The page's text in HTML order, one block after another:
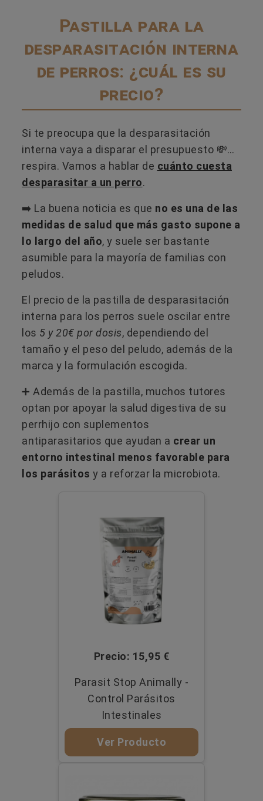
Pastilla para la
desparasitación interna
de perros: ¿cuál es su
precio?
Si te preocupa que la desparasitación
interna vaya a disparar el presupuesto 💸…
respira. Vamos a hablar de cuánto cuesta
desparasitar a un perro.
➡️ La buena noticia es que no es una de las
medidas de salud que más gasto supone a
lo largo del año, y suele ser bastante
asumible para la mayoría de familias con
peludos.
El precio de la pastilla de desparasitación
interna para los perros suele oscilar entre
los 5 y 20€ por dosis, dependiendo del
tamaño y el peso del peludo, además de la
marca y la formulación escogida.
➕ Además de la pastilla, muchos tutores
optan por apoyar la salud digestiva de su
perrhijo con suplementos
antiparasitarios que ayudan a crear un
entorno intestinal menos favorable para
los parásitos y a reforzar la microbiota.
Precio: 15,95 €
Parasit Stop Animally -
Control Parásitos
Intestinales
Ver Producto